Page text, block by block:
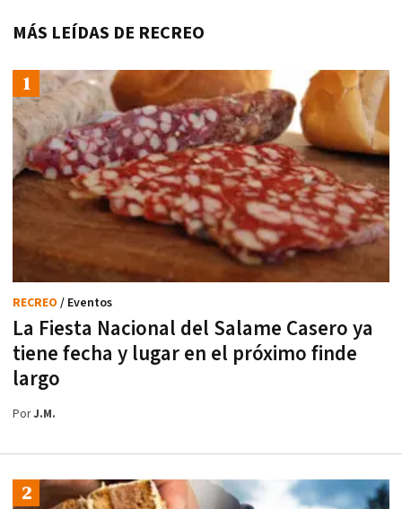
MÁS LEÍDAS DE RECREO
La Fiesta Nacional del Salame Casero ya
tiene fecha y lugar en el próximo finde
largo
RECREO / Eventos
PorJ.M.